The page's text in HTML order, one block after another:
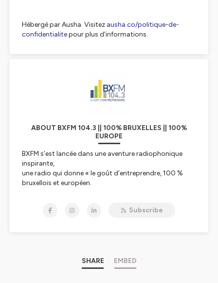
Hébergé par Ausha. Visitez ausha.co/politique-de-
confidentialitepour plus d'informations.
ABOUT BXFM 104.3 || 100% BRUXELLES || 100%
EUROPE
BXFM s’est lancée dans une aventure radiophonique
inspirante,
une radio qui donne « le goût d’entreprendre, 100 %
bruxellois et européen.
d’entreprendre aux auditeurs et confirme les liens
dans le cadre de toutes les transitions vers un monde
Subscribe
SHARE EMBED